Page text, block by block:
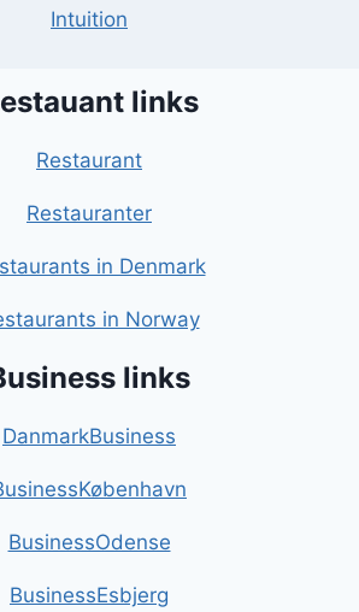
Intuition
links
Restaurant
Restauranter
in Denmark
in Norway
links
DanmarkBusiness
BusinessOdense
BusinessEsbjerg